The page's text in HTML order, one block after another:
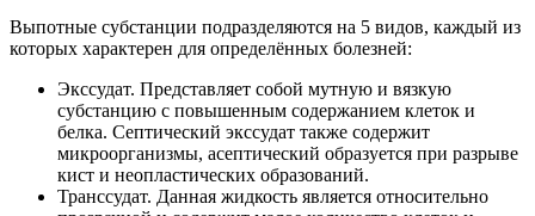
Выпотные субстанции подразделяются на 5 видов, каждый из
которых характерен для определённых болезней:
Экссудат. Представляет собой мутную и вязкую
субстанцию с повышенным содержанием клеток и
белка. Септический экссудат также содержит
микроорганизмы, асептический образуется при разрыве
кист и неопластических образований.
Транссудат. Данная жидкость является относительно